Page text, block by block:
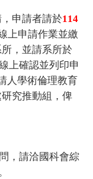
申請者請於114
上申請作業並繳
，並請系所於
上確認並列印申
人學術倫理教育
究推動組，俾
，請洽國科會綜